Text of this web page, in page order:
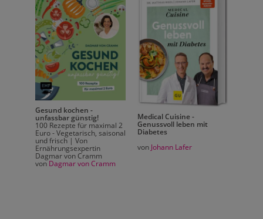
Gesund kochen -
unfassbar günstig!
100 Rezepte für maximal 2
Euro - Vegetarisch, saisonal
und frisch | Von
Ernährungsexpertin
Dagmar von Cramm
von Dagmar von Cramm
Medical Cuisine -
Genussvoll leben mit
Diabetes
von Johann Lafer